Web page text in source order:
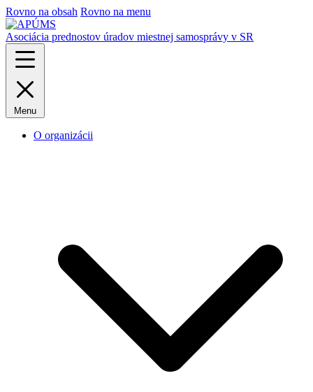
Rovno na obsah Rovno na menu
Asociácia prednostov úradov miestnej samosprávy v SR
Menu
O organizácii